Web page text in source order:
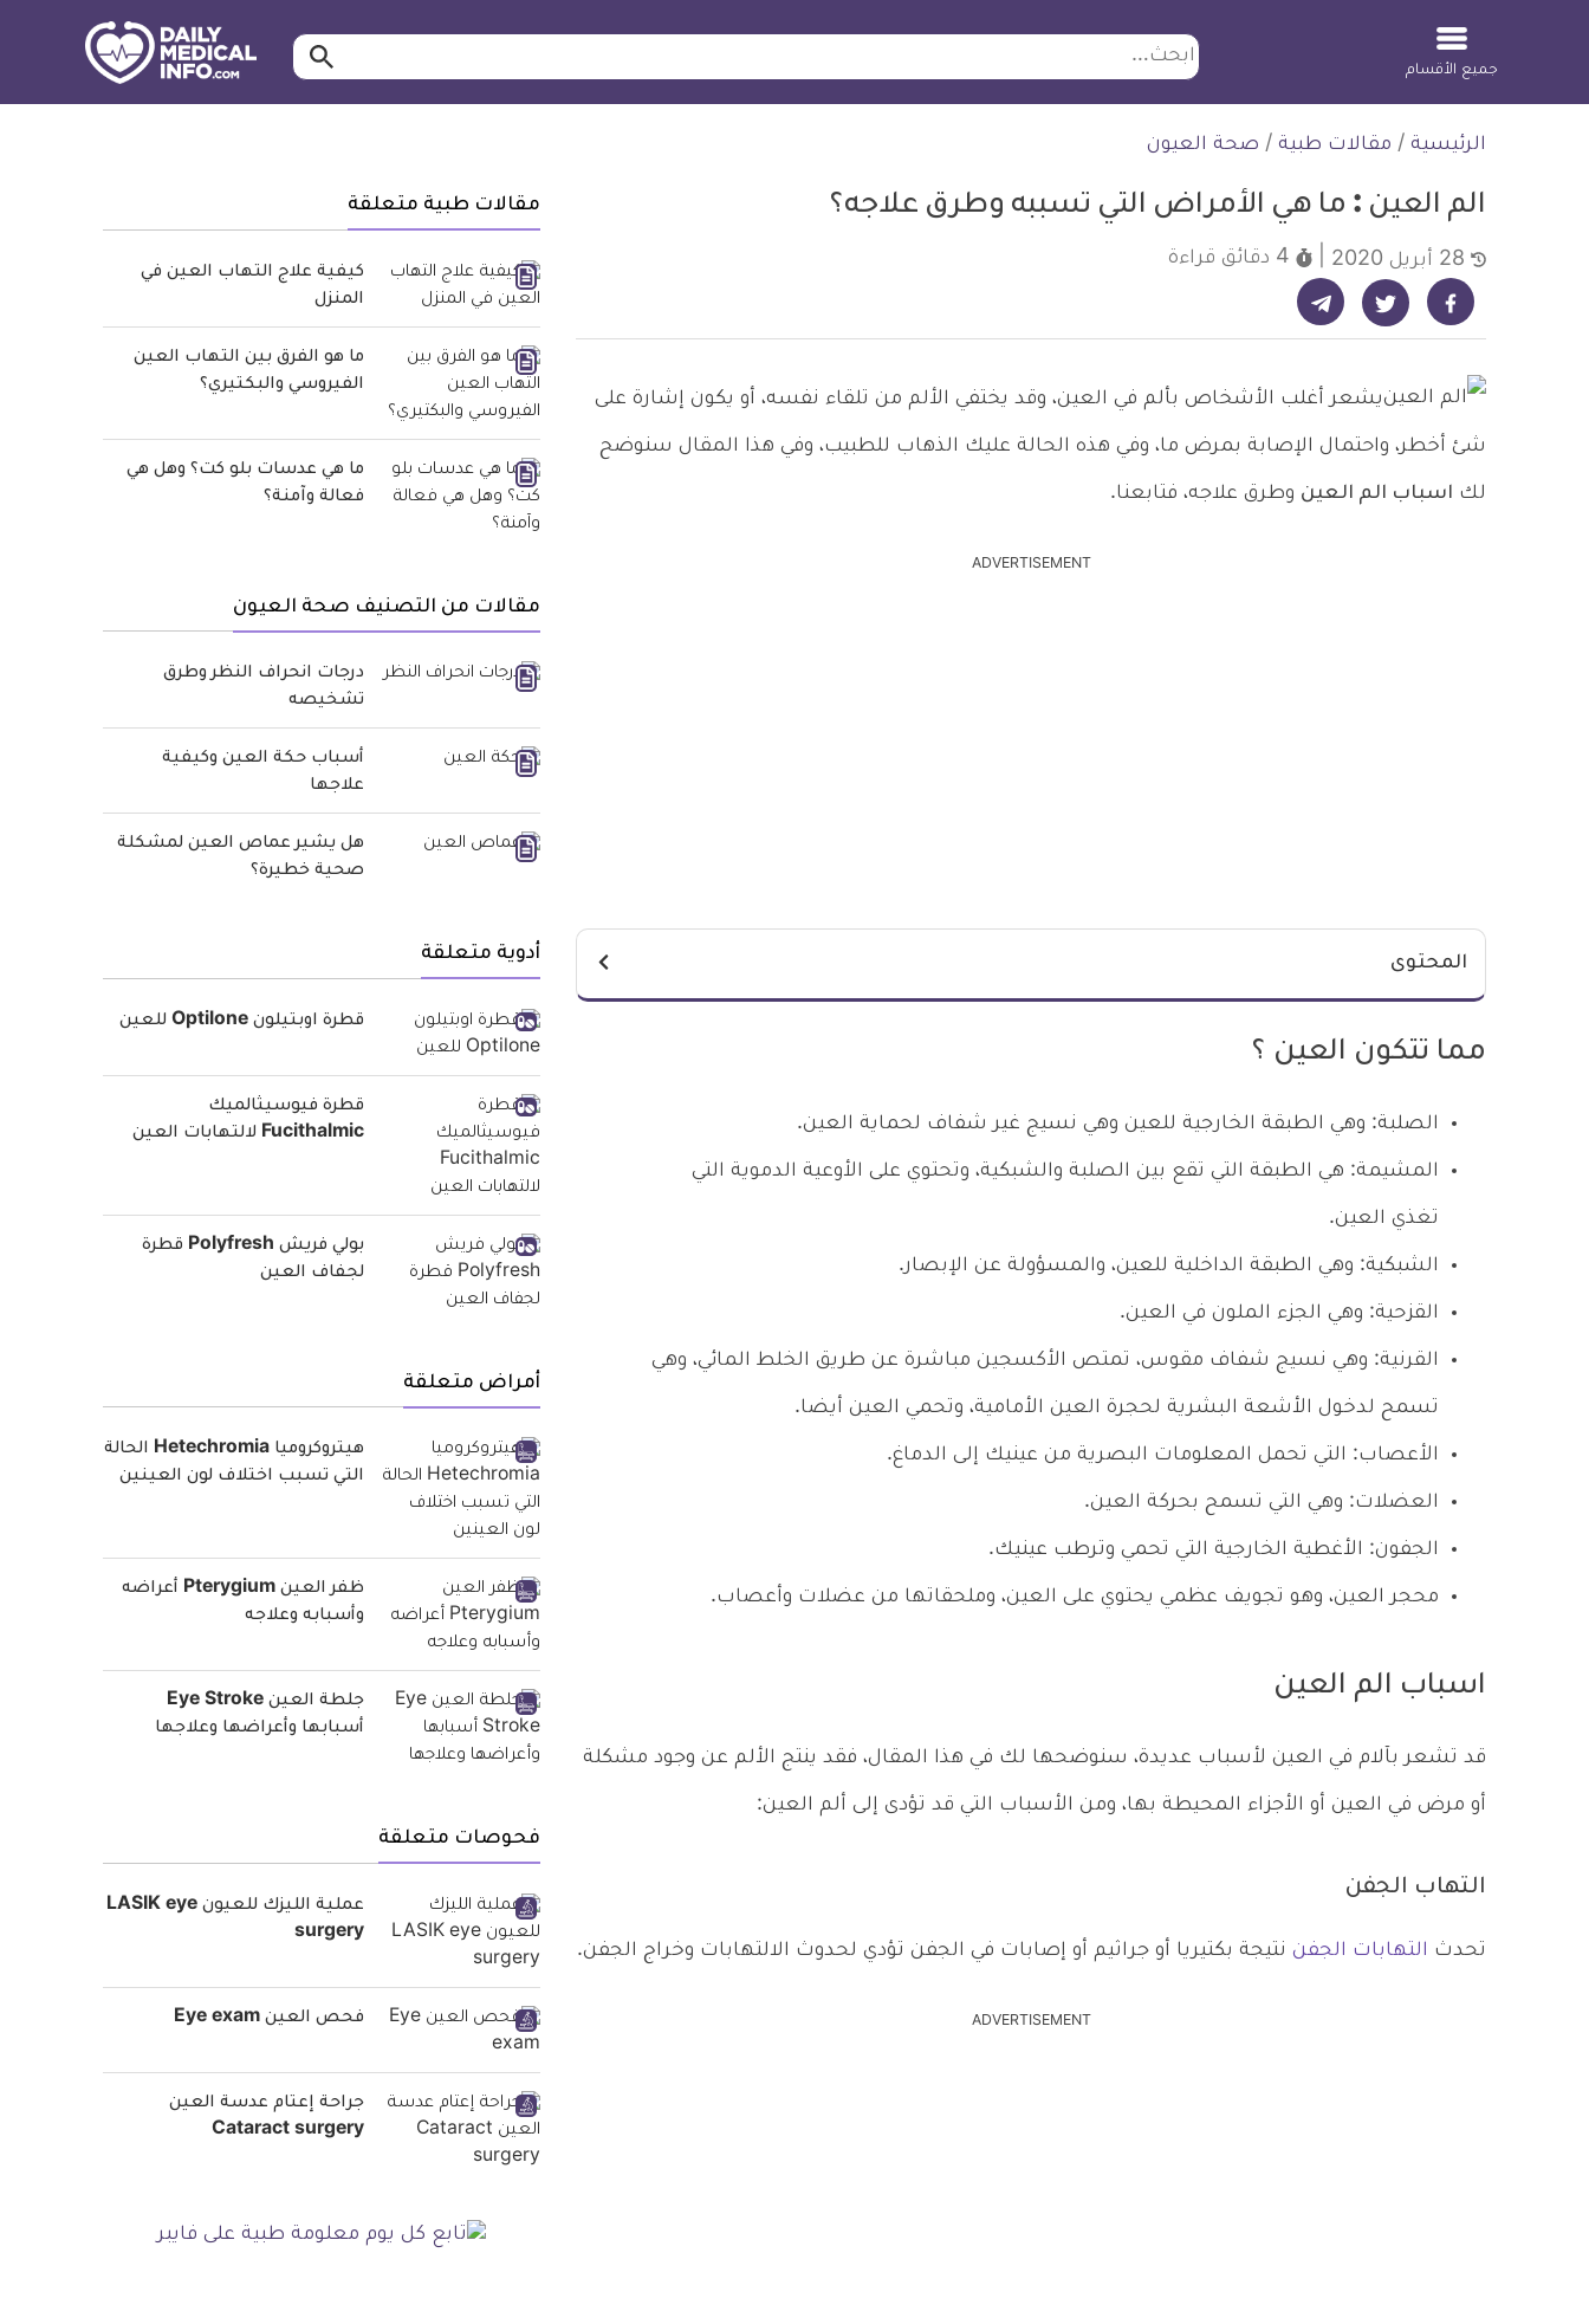
ابحث ابحث…
جميع الأقسام
الرئيسية / مقالات طبية / صحة العيون
الم العين : ما هي الأمراض التي تسببه وطرق علاجه؟
4 دقائق قراءة
شارك على فيسبوك - ديلي ميديكال انفو شارك على تويتر - ديلي ميديكال انفو شارك على تيليجرام - ديلي ميديكال انفو
يشعر أغلب الأشخاص بألم في العين، وقد يختفي الألم من تلقاء نفسه، أو يكون إشارة على
شئ أخطر، واحتمال الإصابة بمرض ما، وفي هذه الحالة عليك الذهاب للطبيب، وفي هذا المقال سنوضح
لك اسباب الم العين وطرق علاجه، فتابعنا.
ADVERTISEMENT
المحتوى
مما تتكون العين ؟
الصلبة: وهي الطبقة الخارجية للعين وهي نسيج غير شفاف لحماية العين.
المشيمة: هي الطبقة التي تقع بين الصلبة والشبكية، وتحتوي على الأوعية الدموية التي
تغذي العين.
الشبكية: وهي الطبقة الداخلية للعين، والمسؤولة عن الإبصار.
القزحية: وهي الجزء الملون في العين.
القرنية: وهي نسيج شفاف مقوس، تمتص الأكسجين مباشرة عن طريق الخلط المائي، وهي
تسمح لدخول الأشعة البشرية لحجرة العين الأمامية، وتحمي العين أيضا.
الأعصاب: التي تحمل المعلومات البصرية من عينيك إلى الدماغ.
العضلات: وهي التي تسمح بحركة العين.
الجفون: الأغطية الخارجية التي تحمي وترطب عينيك.
محجر العين، وهو تجويف عظمي يحتوي على العين، وملحقاتها من عضلات وأعصاب.
اسباب الم العين
قد تشعر بآلام في العين لأسباب عديدة، سنوضحها لك في هذا المقال، فقد ينتج الألم عن وجود مشكلة
أو مرض في العين أو الأجزاء المحيطة بها، ومن الأسباب التي قد تؤدى إلى ألم العين:
التهاب الجفن
تحدث التهابات الجفن نتيجة بكتيريا أو جراثيم أو إصابات في الجفن تؤدي لحدوث الالتهابات وخراج الجفن.
ADVERTISEMENT
مقالات طبية متعلقة
كيفية علاج التهاب العين في
المنزل
ما هو الفرق بين التهاب العين
الفيروسي والبكتيري؟
ما هي عدسات بلو كت؟ وهل هي
فعالة وآمنة؟
مقالات من التصنيف صحة العيون
درجات انحراف النظر وطرق
تشخيصه
أسباب حكة العين وكيفية
علاجها
هل يشير عماص العين لمشكلة
صحية خطيرة؟
أدوية متعلقة
قطرة اوبتيلون Optilone للعين
قطرة فيوسيثالميك
Fucithalmic لالتهابات العين
بولي فريش Polyfresh قطرة
لجفاف العين
أمراض متعلقة
هيتروكروميا Hetechromia الحالة
التي تسبب اختلاف لون العينين
ظفر العين Pterygium أعراضه
وأسبابه وعلاجه
جلطة العين Eye Stroke
أسبابها وأعراضها وعلاجها
فحوصات متعلقة
عملية الليزك للعيون LASIK eye
surgery
فحص العين Eye exam
جراحة إعتام عدسة العين
Cataract surgery